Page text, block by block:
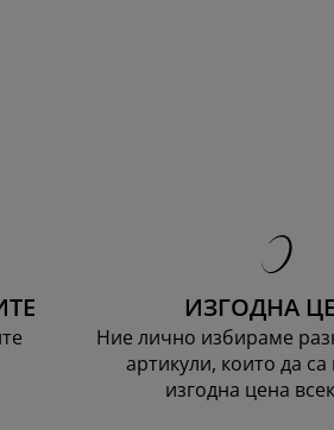
ИЗГОДНА
Ние лично избираме
артикули, които да
изгодна цена